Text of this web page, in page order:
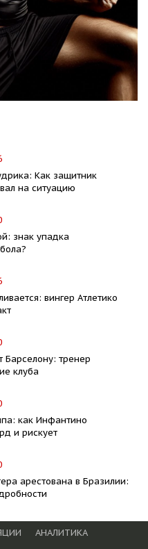
Как защитник
на ситуацию
знак упадка
вингер Атлетико
Барселону: тренер
клуба
как Инфантино
и рискует
арестована в Бразилии:
АНАЛИТИКА